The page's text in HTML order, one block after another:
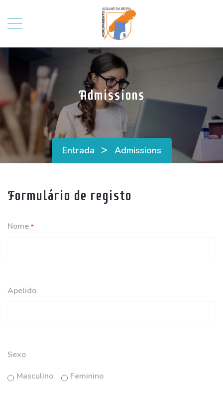
Admissions
Entrada > Admissions
Formulário de registo
Nome *
Apelido
Sexo
Masculino
Feminino